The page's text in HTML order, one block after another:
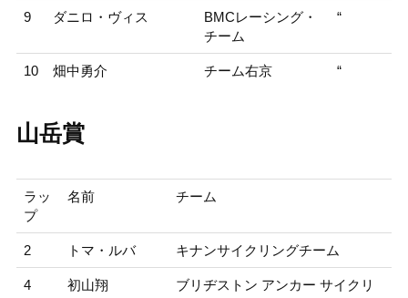
9 ダニロ・ヴィス
BMCレーシング・
チーム
“
10 畑中勇介 チーム右京 “
山岳賞
ラッ
プ
名前 チーム
2 トマ・ルバ キナンサイクリングチーム
4 初山翔
ブリヂストン アンカー サイクリ